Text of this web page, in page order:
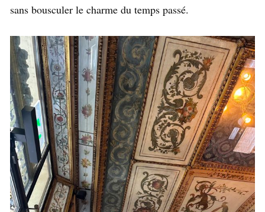
sans bousculer le charme du temps passé.